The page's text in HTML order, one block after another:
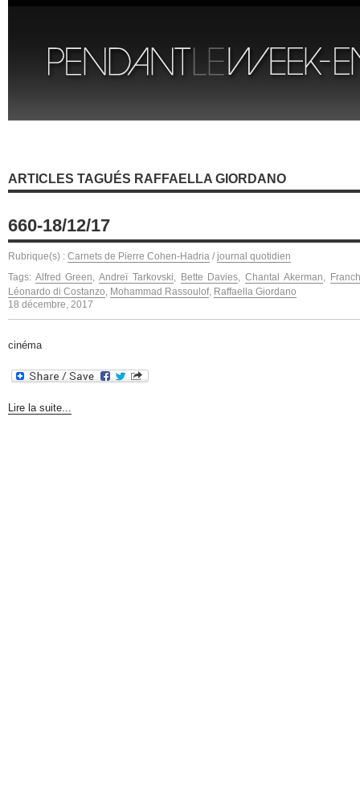
ARTICLES TAGUÉS RAFFAELLA GIORDANO
660-18/12/17
Rubrique(s) : Carnets de Pierre Cohen-Hadria / journal quotidien
Tags: Alfred Green,Andreï Tarkovski, Bette Davies,Chantal Akerman,
Léonardo di Costanzo, Mohammad Rassoulof, Raffaella Giordano
18 décembre, 2017
cinéma
Lire la suite...